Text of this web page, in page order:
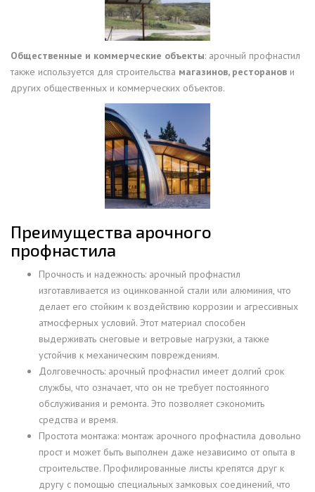
Общественные и коммерческие объекты: арочный профнастил
также используется для строительства магазинов, ресторанов и
других общественных и коммерческих объектов.
Преимущества арочного
профнастила
Прочность и надежность: арочный профнастил
изготавливается из оцинкованной стали или алюминия, что
делает его стойким к воздействию коррозии и агрессивных
атмосферных условий. Этот материал способен
выдерживать снеговые и ветровые нагрузки, а также
устойчив к механическим повреждениям.
Долговечность: арочный профнастил имеет долгий срок
службы, что означает, что он не требует постоянного
обслуживания и ремонта. Это позволяет сэкономить
средства и время.
Простота монтажа: монтаж арочного профнастила довольно
прост и может быть выполнен даже независимо от опыта в
строительстве. Профилированные листы крепятся друг к
другу с помощью специальных замковых соединений, что